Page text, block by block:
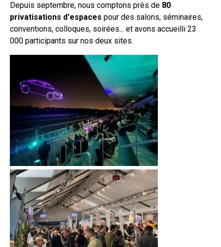
Depuis septembre, nous comptons près de 80
privatisations d'espaces pour des salons, séminaires,
conventions, colloques, soirées... et avons accueilli 23
000 participants sur nos deux sites.